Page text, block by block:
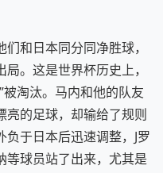
和日本同分同净胜球，
。这是世界杯历史上，
淘汰。马内和他的队友
亮的足球，却输给了规则
于日本后迅速调整，J罗
等球员站了出来，尤其是